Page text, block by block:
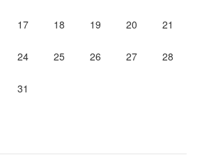
17 18 19 20 21
24 25 26 27 28
31